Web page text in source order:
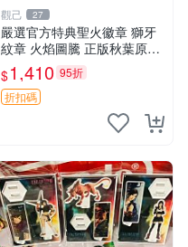
觀己 27
嚴選官方特典聖火徽章 獅牙
紋章 火焰圖騰 正版秋葉原直
送 聖火紋章 套裝 獅牙紋章
$1,410 95折
折扣碼